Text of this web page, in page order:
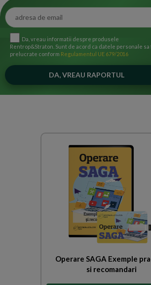
Operare SAGA Exemple
si recomandari
Da, vreau informatii despre produsele
Rentrop&Straton. Sunt de acord ca datele personale sa
prelucrate conform Regulamentul UE 679/2016